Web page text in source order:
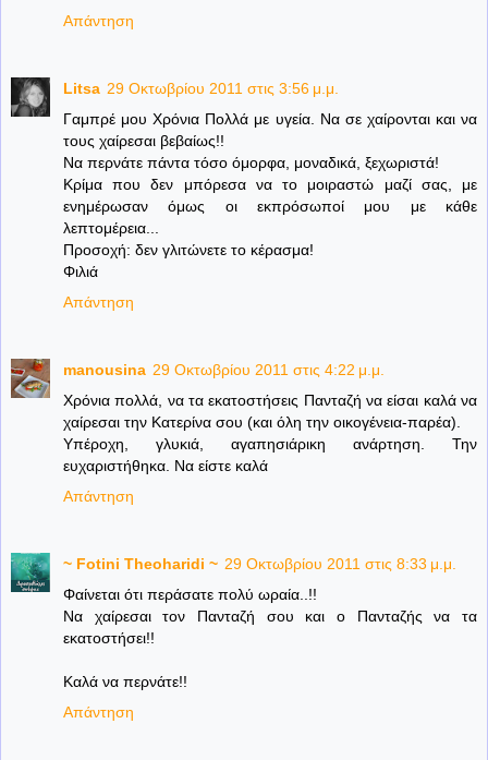
Απάντηση
Litsa 29 Οκτωβρίου 2011 στις 3:56 μ.μ.
Γαμπρέ μου Χρόνια Πολλά με υγεία. Να σε χαίρονται και να
τους χαίρεσαι βεβαίως!!
Να περνάτε πάντα τόσο όμορφα, μοναδικά, ξεχωριστά!
Κρίμα που δεν μπόρεσα να το μοιραστώ μαζί σας, με
ενημέρωσαν όμως οι εκπρόσωποί μου με κάθε
λεπτομέρεια...
Προσοχή: δεν γλιτώνετε το κέρασμα!
Φιλιά
Απάντηση
manousina 29 Οκτωβρίου 2011 στις 4:22 μ.μ.
Χρόνια πολλά, να τα εκατοστήσεις Πανταζή να είσαι καλά να
χαίρεσαι την Κατερίνα σου (και όλη την οικογένεια-παρέα).
Υπέροχη, γλυκιά, αγαπησιάρικη ανάρτηση. Την
ευχαριστήθηκα. Να είστε καλά
Απάντηση
~ Fotini Theoharidi ~ 29 Οκτωβρίου 2011 στις 8:33 μ.μ.
Φαίνεται ότι περάσατε πολύ ωραία..!!
Να χαίρεσαι τον Πανταζή σου και ο Πανταζής να τα
εκατοστήσει!!
Καλά να περνάτε!!
Απάντηση